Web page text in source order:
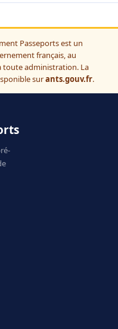
Passeports est un
français, au
toute administration. La
surants.gouv.fr.